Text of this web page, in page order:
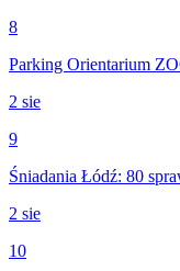
8
Parking Orientarium
2 sie
9
Śniadania Łódź: 80
2 sie
10